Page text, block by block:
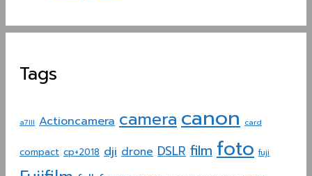
Tags
a7III Actioncamera cameracanon card
compact cp+2018 dji drone DSLR film foto fuji